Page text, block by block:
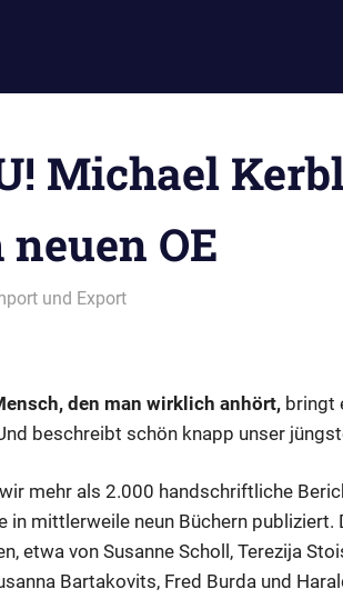
Michael
OE
und Export
den man wirklich anhört, bringt
beschreibt schön knapp unser
mehr als 2.000 handschriftliche
in mittlerweile neun Büchern
etwa von Susanne Scholl, Terezija
Bartakovits, Fred Burda und